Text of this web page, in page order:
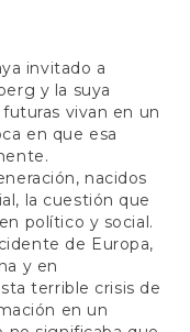
invitado a
y la suya
vivan en un
en que esa
nacidos
la cuestión que
político y social.
de Europa,
y en
terrible crisis de
en un